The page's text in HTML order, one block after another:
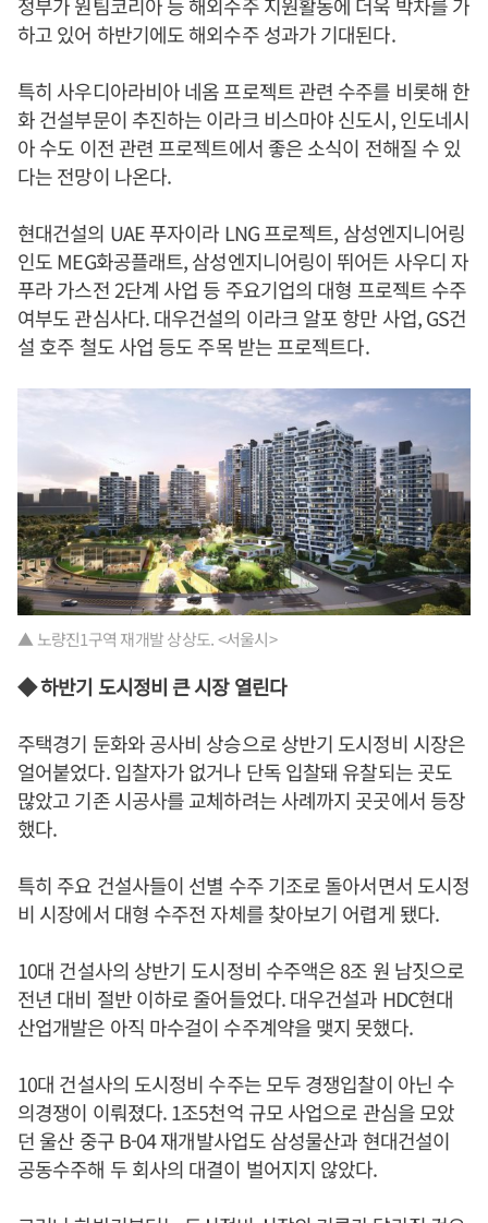
하고 있어 하반기에도 해외수주 성과가 기대된다.
특히 사우디아라비아 네옴 프로젝트 관련 수주를 비롯해 한
화 건설부문이 추진하는 이라크 비스마야 신도시, 인도네시
아 수도 이전 관련 프로젝트에서 좋은 소식이 전해질 수 있
다는 전망이 나온다.
현대건설의 UAE 푸자이라 LNG 프로젝트, 삼성엔지니어링
인도 MEG화공플래트, 삼성엔지니어링이 뛰어든 사우디 자
푸라 가스전 2단계 사업 등 주요기업의 대형 프로젝트 수주
여부도 관심사다. 대우건설의 이라크 알포 항만 사업, GS건
설 호주 철도 사업 등도 주목 받는 프로젝트다.
▲ 노량진1구역 재개발 상상도. <서울시>
◆ 하반기 도시정비 큰 시장 열린다
주택경기 둔화와 공사비 상승으로 상반기 도시정비 시장은
얼어붙었다. 입찰자가 없거나 단독 입찰돼 유찰되는 곳도
많았고 기존 시공사를 교체하려는 사례까지 곳곳에서 등장
했다.
특히 주요 건설사들이 선별 수주 기조로 돌아서면서 도시정
비 시장에서 대형 수주전 자체를 찾아보기 어렵게 됐다.
10대 건설사의 상반기 도시정비 수주액은 8조 원 남짓으로
전년 대비 절반 이하로 줄어들었다. 대우건설과 HDC현대
산업개발은 아직 마수걸이 수주계약을 맺지 못했다.
10대 건설사의 도시정비 수주는 모두 경쟁입찰이 아닌 수
의경쟁이 이뤄졌다. 1조5천억 규모 사업으로 관심을 모았
던 울산 중구 B-04 재개발사업도 삼성물산과 현대건설이
공동수주해 두 회사의 대결이 벌어지지 않았다.